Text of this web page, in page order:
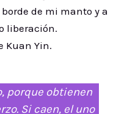
de mi manto y a
liberación.
Kuan Yin.
porque obtienen
Si caen, el uno